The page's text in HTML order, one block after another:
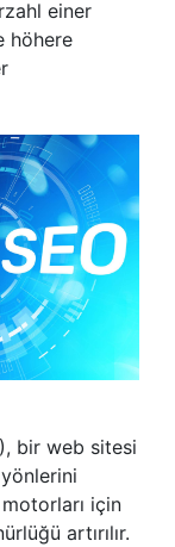
einer
höhere
bir web sitesi
için
artırılır.